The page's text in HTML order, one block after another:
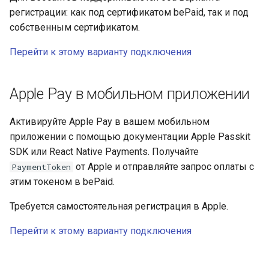
SlickPay (deeplink)
регистрации: как под сертификатом bePaid, так и под
собственным сертификатом.
Перейти к этому варианту подключения
Apple Pay в мобильном приложении
Активируйте Apple Pay в вашем мобильном
приложении с помощью документации Apple Passkit
SDK или React Native Payments. Получайте
PaymentToken от Apple и отправляйте запрос оплаты с
этим токеном в bePaid.
Требуется самостоятельная регистрация в Apple.
Перейти к этому варианту подключения